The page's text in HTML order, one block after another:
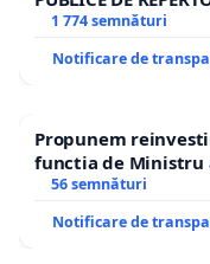
1 774 semnături
Notificare de
Propunem
functia de Ministru
56 semnături
Notificare de